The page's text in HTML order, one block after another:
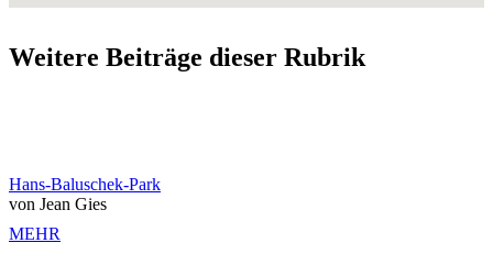
Weitere Beiträge dieser Rubrik
Hans-Baluschek-Park
von Jean Gies
MEHR